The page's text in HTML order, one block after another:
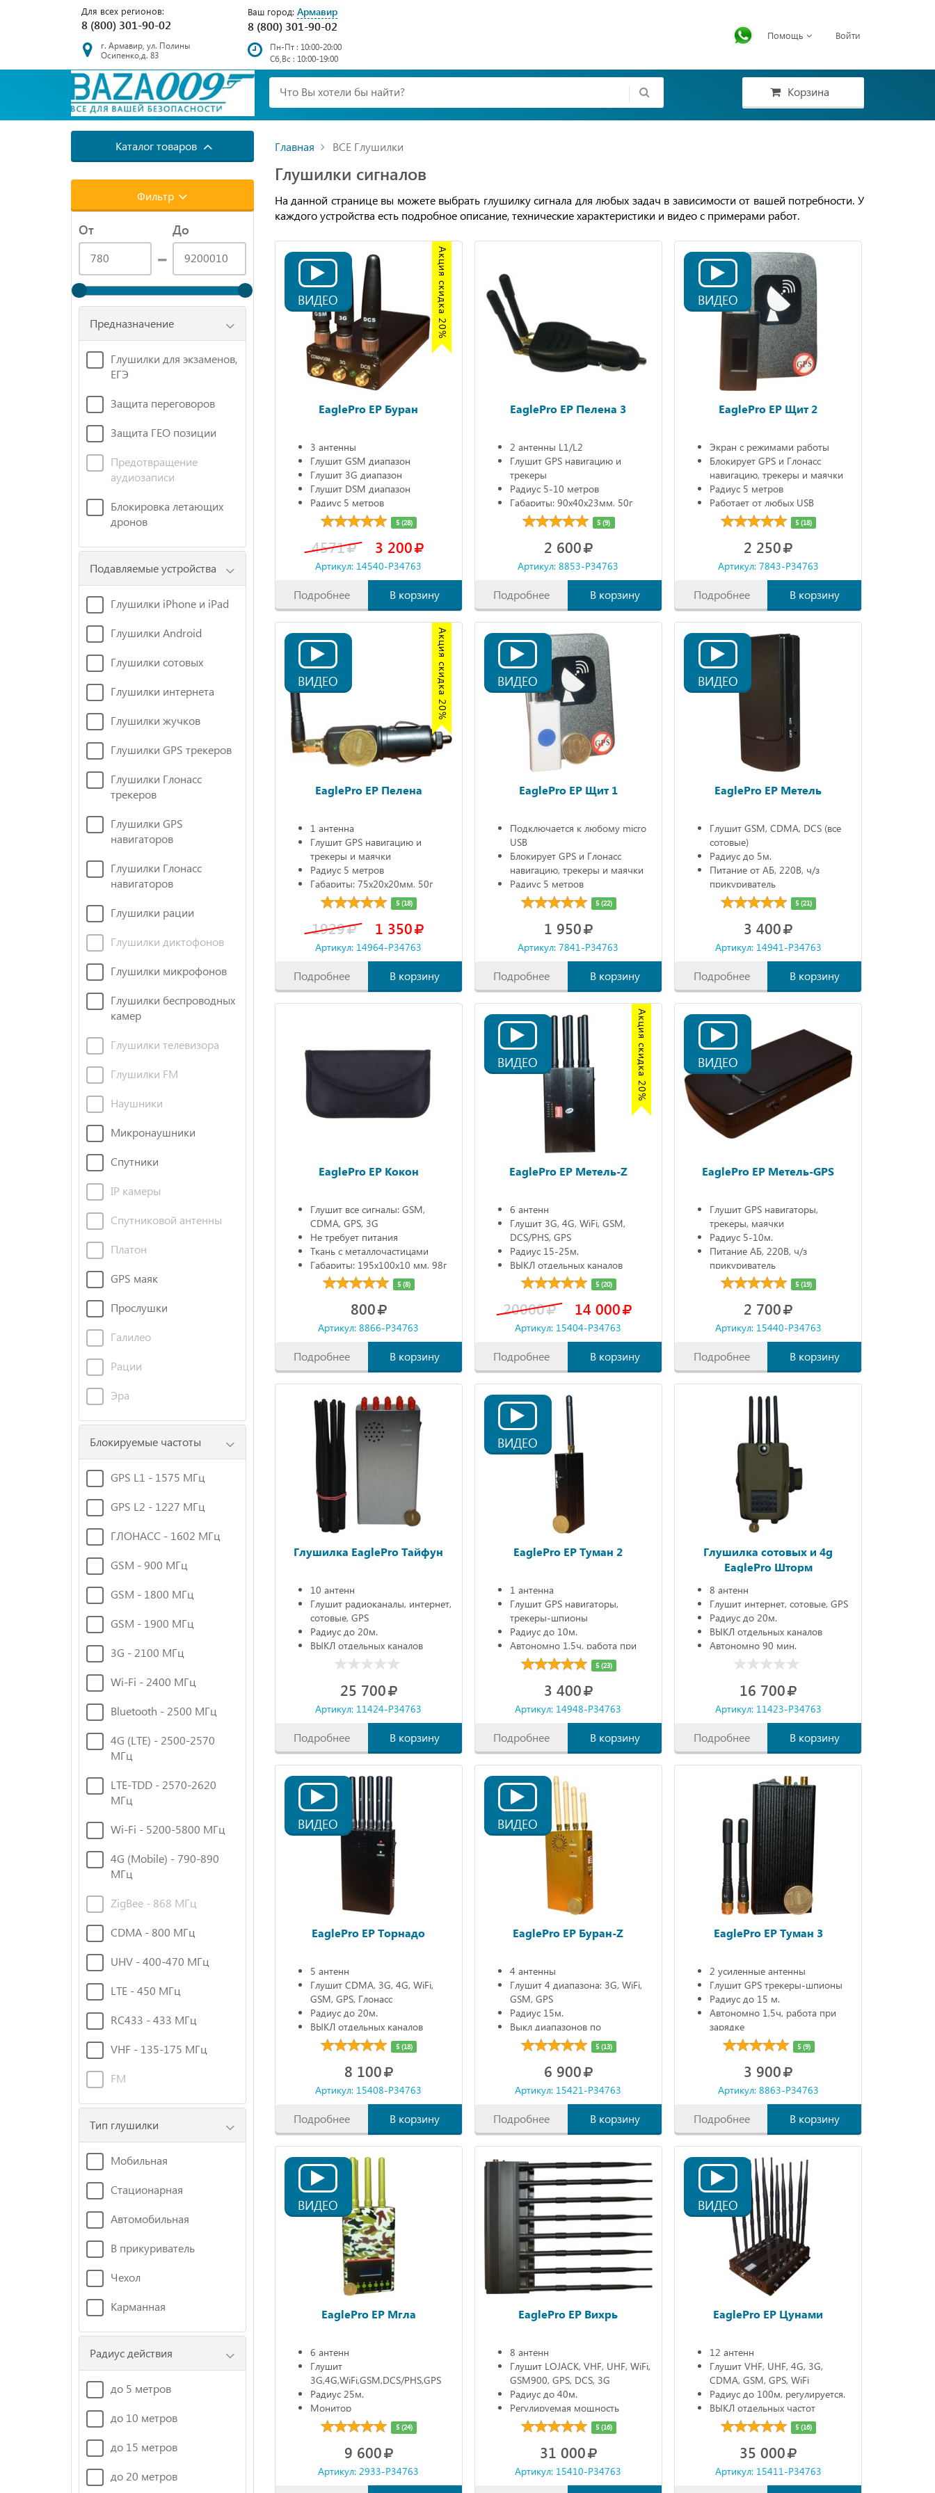
Для всех регионов:
8 (800) 301-90-02
Ваш город: Армавир
8 (800) 301-90-02
г. Армавир, ул. Полины
Осипенко,д. 83
Пн-Пт : 10:00-20:00
Сб,Вс : 10:00-19:00
Помощь Войти
Корзина
Каталог товаров
Фильтр
От До
Предназначение
Глушилки для экзаменов,
ЕГЭ
Защита переговоров
Защита ГЕО позиции
Предотвращение
аудиозаписи
Блокировка летающих
дронов
Подавляемые устройства
Глушилки iPhone и iPad
Глушилки Android
Глушилки сотовых
Глушилки интернета
Глушилки жучков
Глушилки GPS трекеров
Глушилки Глонасс
трекеров
Глушилки GPS
навигаторов
Глушилки Глонасс
навигаторов
Глушилки рации
Глушилки диктофонов
Глушилки микрофонов
Глушилки беспроводных
камер
Глушилки телевизора
Глушилки FM
Наушники
Микронаушники
Спутники
IP камеры
Спутниковой антенны
Платон
GPS маяк
Прослушки
Галилео
Рации
Эра
Блокируемые частоты
GPS L1 - 1575 МГц
GPS L2 - 1227 МГц
ГЛОНАСС - 1602 МГц
GSM - 900 МГц
GSM - 1800 МГц
GSM - 1900 МГц
3G - 2100 МГц
Wi-Fi - 2400 МГц
Bluetooth - 2500 МГц
4G (LTE) - 2500-2570
МГц
LTE-TDD - 2570-2620
МГц
Wi-Fi - 5200-5800 МГц
4G (Mobile) - 790-890
МГц
ZigBee - 868 МГц
CDMA - 800 МГц
UHV - 400-470 МГц
LTE - 450 МГц
RC433 - 433 МГц
VHF - 135-175 МГц
FM
Тип глушилки
Мобильная
Стационарная
Автомобильная
В прикуриватель
Чехол
Карманная
Радиус действия
до 5 метров
до 10 метров
до 15 метров
до 20 метров
Главная ВСЕ Глушилки
Глушилки сигналов
На данной странице вы можете выбрать глушилку сигнала для любых задач в зависимости от вашей потребности. У
каждого устройства есть подробное описание, технические характеристики и видео с примерами работ.
Акция скидка 20%
ВИДЕО
EaglePro EP Буран
3 антенны
Глушит GSM диапазон
Глушит 3G диапазон
Глушит DSM диапазон
Радиус 5 метров
5 (28)
4571 3 200
Артикул: 14540-P34763
Подробнее В корзину
EaglePro EP Пелена 3
2 антенны L1/L2
Глушит GPS навигацию и
трекеры
Радиус 5-10 метров
Габариты: 90х40х23мм, 50г
5 (9)
2 600
Артикул: 8853-P34763
Подробнее В корзину
ВИДЕО
EaglePro EP Щит 2
Экран с режимами работы
Блокирует GPS и Глонасс
навигацию, трекеры и маячки
Радиус 5 метров
Работает от любых USB
источников питания
Габариты: 68х20х10 мм
5 (18)
2 250
Артикул: 7843-P34763
Подробнее В корзину
Акция скидка 20%
ВИДЕО
EaglePro EP Пелена
1 антенна
Глушит GPS навигацию и
трекеры и маячки
Радиус 5 метров
Габариты: 75х20х20мм, 50г
5 (18)
1929 1 350
Артикул: 14964-P34763
Подробнее В корзину
ВИДЕО
EaglePro EP Щит 1
Подключается к любому micro
USB
Блокирует GPS и Глонасс
навигацию, трекеры и маячки
Радиус 5 метров
Работает от любых USB
источников питания
Габариты: 68х20х10 мм
5 (22)
1 950
Артикул: 7841-P34763
Подробнее В корзину
ВИДЕО
EaglePro EP Метель
Глушит GSM, CDMA, DCS (все
сотовые)
Радиус до 5м.
Питание от АБ, 220В, ч/з
прикуриватель
Автономно до 1,5час.
5 (21)
3 400
Артикул: 14941-P34763
Подробнее В корзину
EaglePro EP Кокон
Глушит все сигналы: GSM,
CDMA, GPS, 3G
Не требует питания
Ткань с металлочастицами
Габариты: 195х100х10 мм, 98г
5 (8)
800
Артикул: 8866-P34763
Подробнее В корзину
Акция скидка 20%
ВИДЕО
EaglePro EP Метель-Z
6 антенн
Глушит 3G, 4G, WiFi, GSM,
DCS/PHS, GPS
Радиус 15-25м.
ВЫКЛ отдельных каналов
Автономно 90 мин.5 (20)
20000 14 000
Артикул: 15404-P34763
Подробнее В корзину
ВИДЕО
EaglePro EP Метель-GPS
Глушит GPS навигаторы,
трекеры, маячки
Радиус 5-10м.
Питание АБ, 220В, ч/з
прикуриватель
Автономно до 90 мин.
5 (19)
2 700
Артикул: 15440-P34763
Подробнее В корзину
Глушилка EaglePro Тайфун
10 антенн
Глушит радиоканалы, интернет,
сотовые, GPS
Радиус до 20м.
ВЫКЛ отдельных каналов
Автономно 90 мин.
25 700
Артикул: 11424-P34763
Подробнее В корзину
ВИДЕО
EaglePro EP Туман 2
1 антенна
Глушит GPS навигаторы,
трекеры-шпионы
Радиус до 10м.
Автономно 1,5ч, работа при
зарядке
5 (23)
3 400
Артикул: 14948-P34763
Подробнее В корзину
Глушилка сотовых и 4g
EaglePro Шторм
8 антенн
Глушит интернет, сотовые, GPS
Радиус до 20м.
ВЫКЛ отдельных каналов
Автономно 90 мин.
16 700
Артикул: 11423-P34763
Подробнее В корзину
ВИДЕО
EaglePro EP Торнадо
5 антенн
Глушит CDMA, 3G, 4G, WiFi,
GSM, GPS, Глонасс
Радиус до 20м.
ВЫКЛ отдельных каналов
Автономно 90мин. 5 (18)
8 100
Артикул: 15408-P34763
Подробнее В корзину
ВИДЕО
EaglePro EP Буран-Z
4 антенны
Глушит 4 диапазона: 3G, WiFi,
GSM, GPS
Радиус 15м.
Выкл диапазонов по
отдельности
Автономно 90мин.
5 (13)
6 900
Артикул: 15421-P34763
Подробнее В корзину
EaglePro EP Туман 3
2 усиленные антенны
Глушит GPS трекеры-шпионы
Радиус до 15 м.
Автономно 1,5ч, работа при
зарядке
5 (9)
3 900
Артикул: 8863-P34763
Подробнее В корзину
ВИДЕО
EaglePro EP Мгла
6 антенн
Глушит
3G,4G,WiFi,GSM,DCS/PHS,GPS
Радиус 25м.
Монитор
Автономно до 3ч.
5 (24)
9 600
Артикул: 2933-P34763
EaglePro EP Вихрь
8 антенн
Глушит LOJACK, VHF, UHF, WiFi,
GSM900, GPS, DCS, 3G
Радиус до 40м.
Регулируемая мощность
5 (16)
31 000
Артикул: 15410-P34763
ВИДЕО
EaglePro EP Цунами
12 антенн
Глушит VHF, UHF, 4G, 3G,
CDMA, GSM, GPS, WiFi
Радиус до 100м, регулируется.
ВЫКЛ отдельных частот
5 (16)
35 000
Артикул: 15411-P34763